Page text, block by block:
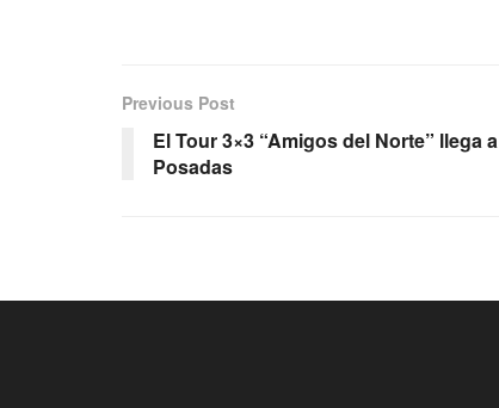
Previous Post
El Tour 3×3 “Amigos del Norte” llega a
Posadas